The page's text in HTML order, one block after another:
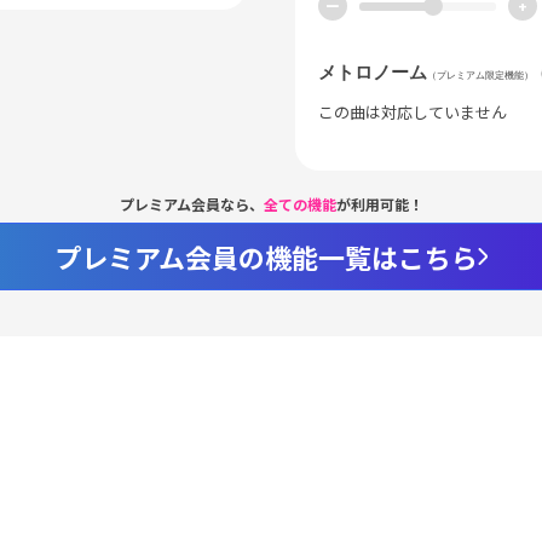
ー +
メトロノーム （プレミアム限定機能）
この曲は対応していません
プレミアム会員なら、 全ての機能が利用可能！
プレミアム会員の機能一覧はこちら